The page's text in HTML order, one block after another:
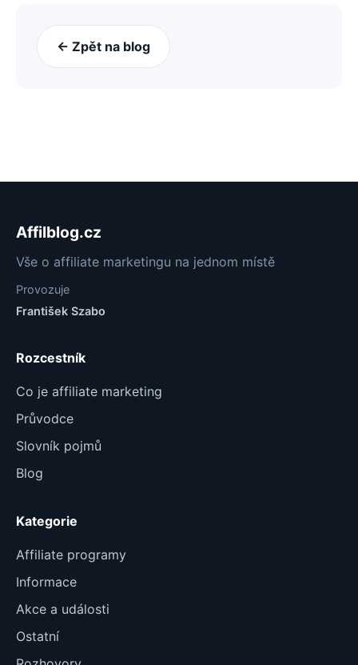
← Zpět na blog
Affilblog.cz
Vše o affiliate marketingu na jednom místě
Provozuje
František Szabo
Rozcestník
Co je affiliate marketing
Průvodce
Slovník pojmů
Blog
Kategorie
Affiliate programy
Informace
Akce a události
Ostatní